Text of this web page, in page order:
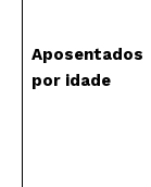
Aposentados
por idade